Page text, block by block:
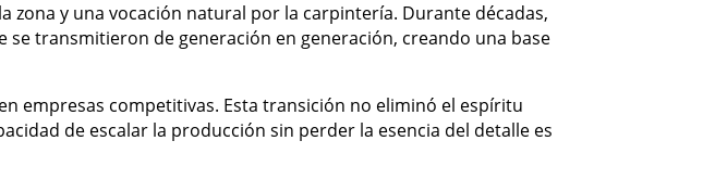
zona y una vocación natural por la carpintería. Durante décadas,
transmitieron de generación en generación, creando una base
empresas competitivas. Esta transición no eliminó el espíritu
de escalar la producción sin perder la esencia del detalle es